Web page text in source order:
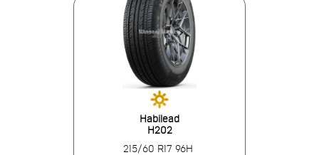
Habilead
H202
215/60 R17 96H